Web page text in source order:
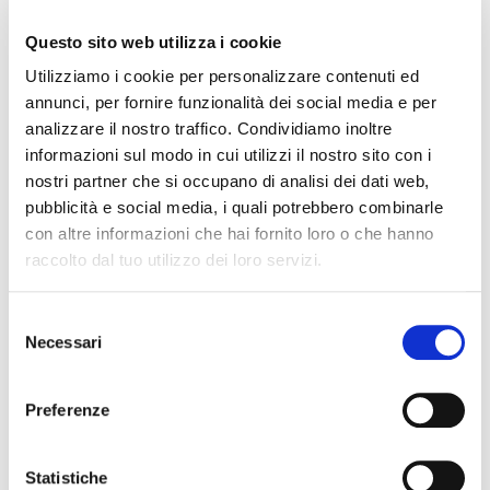
Questo sito web utilizza i cookie
Utilizziamo i cookie per personalizzare contenuti ed
annunci, per fornire funzionalità dei social media e per
analizzare il nostro traffico. Condividiamo inoltre
informazioni sul modo in cui utilizzi il nostro sito con i
nostri partner che si occupano di analisi dei dati web,
pubblicità e social media, i quali potrebbero combinarle
con altre informazioni che hai fornito loro o che hanno
raccolto dal tuo utilizzo dei loro servizi.
delNecessari
Preferenze
Statistiche
supportare questo cambiamento con
tecnologiche affidabili, flessibili e ad alto valore
aggiunto, capaci di adattarsi alle esigenze di settori
particolarmente energivori.
Casi d’uso: applicazioni nel
settore industriale e terziario
per la loro rilevanza e rappresentatività:
sicurezza dei prodotti.